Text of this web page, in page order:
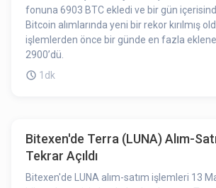
fonuna 6903 BTC ekledi ve bir gün
Bitcoin alımlarında yeni bir rekor kırılmış
işlemlerden önce bir günde en fazla
2900’dü.
1dk
Bitexen'de Terra (LUNA) Alım-
Tekrar Açıldı
Bitexen'de LUNA alım-satım işlemleri 13